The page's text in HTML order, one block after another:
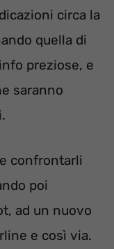
circa la
quella di
preziose, e
saranno
confrontarli
poi
ad un nuovo
e così via.